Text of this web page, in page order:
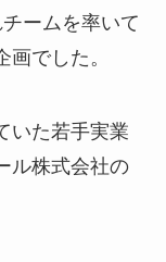
ームを率いて
でした。
いた若手実業
ル株式会社の